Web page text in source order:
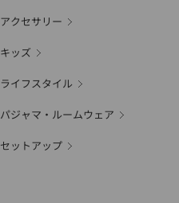
アクセサリー
キッズ
ライフスタイル
パジャマ・ルームウェア
セットアップ